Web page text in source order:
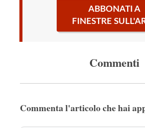
ABBONATI A
FINESTRE
Commenti
Commenta l'articolo che hai